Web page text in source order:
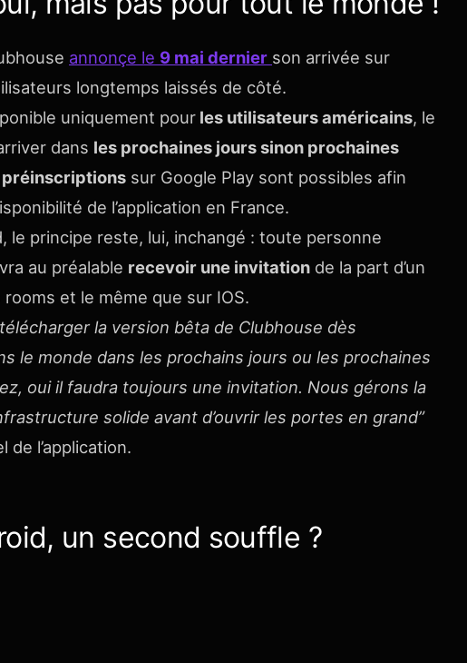
annonçe le 9 mai dernier son arrivée sur
longtemps laissés de côté.
uniquement pour les utilisateurs américains, le
dans les prochaines jours sinon prochaines
préinscriptions sur Google Play sont possibles afin
de l’application en France.
le principe reste, lui, inchangé : toute personne
au préalable recevoir une invitation de la part d’un
et le même que sur IOS.
la version bêta de Clubhouse dès
le monde dans les prochains jours ou les prochaines
oui il faudra toujours une invitation. Nous gérons la
solide avant d’ouvrir les portes en grand”
l’application.
un second souffle ?